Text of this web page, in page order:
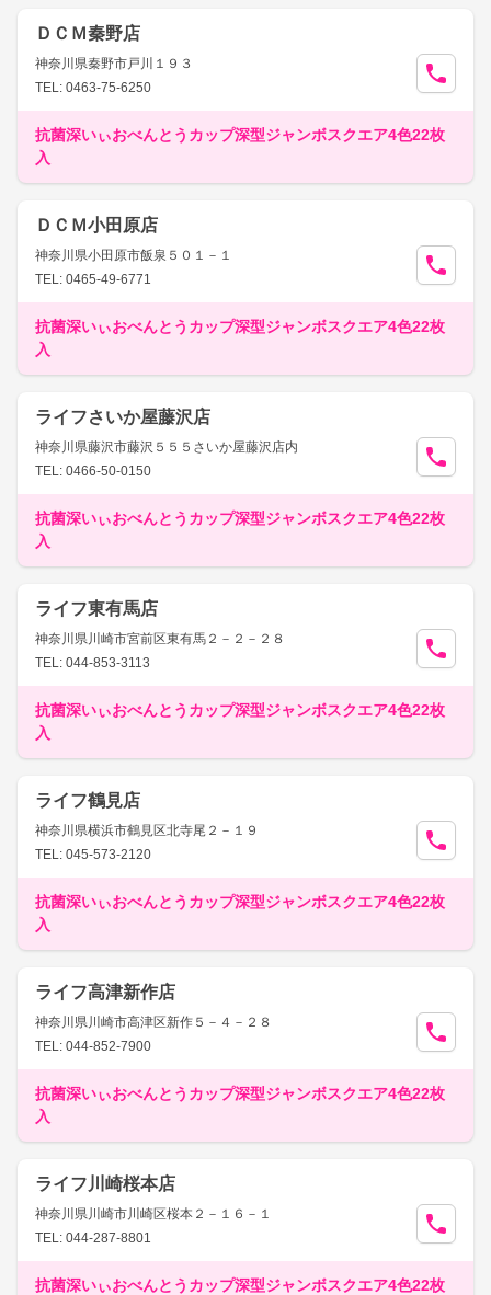
ＤＣＭ秦野店
神奈川県秦野市戸川１９３
TEL: 0463-75-6250
抗菌深いぃおべんとうカップ深型ジャンボスクエア4色22枚
入
ＤＣＭ小田原店
神奈川県小田原市飯泉５０１－１
TEL: 0465-49-6771
抗菌深いぃおべんとうカップ深型ジャンボスクエア4色22枚
入
ライフさいか屋藤沢店
神奈川県藤沢市藤沢５５５さいか屋藤沢店内
TEL: 0466-50-0150
抗菌深いぃおべんとうカップ深型ジャンボスクエア4色22枚
入
ライフ東有馬店
神奈川県川崎市宮前区東有馬２－２－２８
TEL: 044-853-3113
抗菌深いぃおべんとうカップ深型ジャンボスクエア4色22枚
入
ライフ鶴見店
神奈川県横浜市鶴見区北寺尾２－１９
TEL: 045-573-2120
抗菌深いぃおべんとうカップ深型ジャンボスクエア4色22枚
入
ライフ高津新作店
神奈川県川崎市高津区新作５－４－２８
TEL: 044-852-7900
抗菌深いぃおべんとうカップ深型ジャンボスクエア4色22枚
入
ライフ川崎桜本店
神奈川県川崎市川崎区桜本２－１６－１
TEL: 044-287-8801
抗菌深いぃおべんとうカップ深型ジャンボスクエア4色22枚